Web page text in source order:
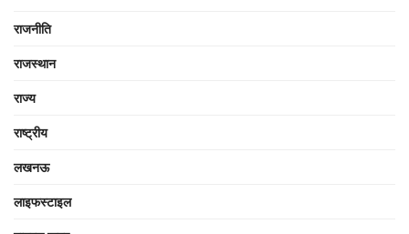
राजनीति
राजस्थान
राज्य
राष्ट्रीय
लखनऊ
लाइफस्टाइल